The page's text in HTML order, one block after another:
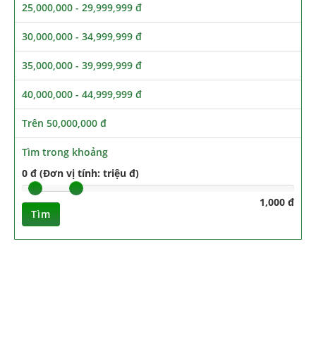
25,000,000 - 29,999,999 đ
30,000,000 - 34,999,999 đ
35,000,000 - 39,999,999 đ
40,000,000 - 44,999,999 đ
Trên 50,000,000 đ
Tìm trong khoảng
0 đ (Đơn vị tính: triệu đ)
1,000 đ
Tìm